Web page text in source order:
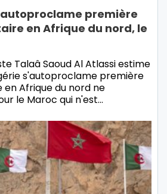
première
en Afrique du nord, le
Talaâ Saoud Al Atlassi estime
s'autoproclame première
en Afrique du nord ne
le Maroc qui n'est…